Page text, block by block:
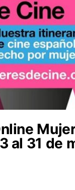
al 31 de